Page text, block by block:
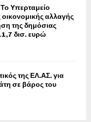
Υπερταμείο
αλλαγής
της δημόσιας
δισ. ευρώ
της ΕΛ.ΑΣ. για
σε βάρος του